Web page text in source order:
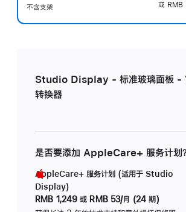
不含支架
或
Studio Display - 标准玻璃面板 -
转换器
是否要添加 AppleCare+ 服务计划
AppleCare+ 服务计划 (适用于 Studio
Display)
RMB 1,249 或 RMB 53/月 (24 期)